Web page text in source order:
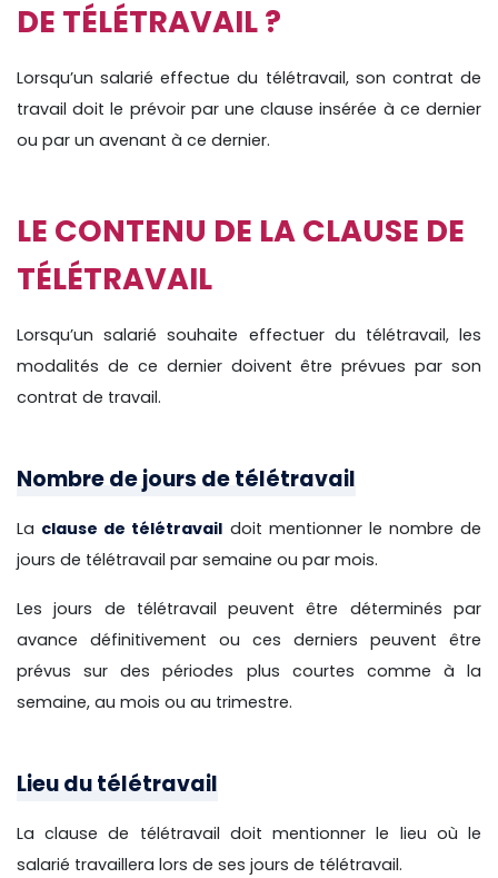
DE TÉLÉTRAVAIL ?
Lorsqu’un salarié effectue du télétravail, son contrat de
travail doit le prévoir par une clause insérée à ce dernier
ou par un avenant à ce dernier.
LE CONTENU DE LA CLAUSE DE
TÉLÉTRAVAIL
Lorsqu’un salarié souhaite effectuer du télétravail, les
modalités de ce dernier doivent être prévues par son
contrat de travail.
Nombre de jours de télétravail
La clause de télétravail doit mentionner le nombre de
jours de télétravail par semaine ou par mois.
Les jours de télétravail peuvent être déterminés par
avance définitivement ou ces derniers peuvent être
prévus sur des périodes plus courtes comme à la
semaine, au mois ou au trimestre.
Lieu du télétravail
La clause de télétravail doit mentionner le lieu où le
salarié travaillera lors de ses jours de télétravail.